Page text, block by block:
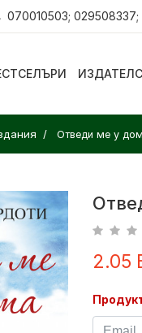
070010503; 029508337;
Отведи ме у
2.05